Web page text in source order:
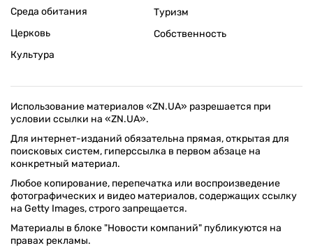
Среда обитания
Церковь
Культура
Туризм
Собственность
Использование материалов «ZN.UA» разрешается при
условии ссылки на «ZN.UA».
Для интернет-изданий обязательна прямая, открытая для
поисковых систем, гиперссылка в первом абзаце на
конкретный материал.
Любое копирование, перепечатка или воспроизведение
фотографических и видео материалов, содержащих ссылку
на Getty Images, строго запрещается.
Материалы в блоке "Новости компаний" публикуются на
правах рекламы.